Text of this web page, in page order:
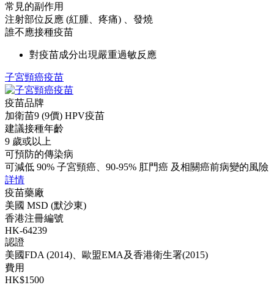
常見的副作用
注射部位反應 (紅腫、疼痛) 、發燒
誰不應接種疫苗
對疫苗成分出現嚴重過敏反應
子宮頸癌疫苗
疫苗品牌
加衛苗9 (9價) HPV疫苗
建議接種年齡
9 歲或以上
可預防的傳染病
可減低 90% 子宮頸癌、90-95% 肛門癌 及相關癌前病變的風險
詳情
疫苗藥廠
美國 MSD (默沙東)
香港注冊編號
HK-64239
認證
美國FDA (2014)、歐盟EMA及香港衛生署(2015)
費用
HK$1500